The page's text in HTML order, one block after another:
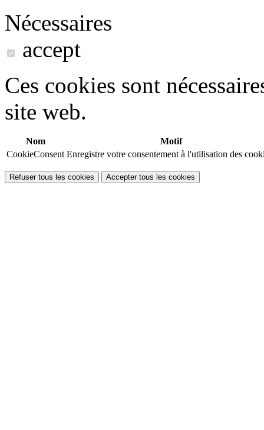
Nécessaires
accept
Ces cookies sont
site web.
Nom
Motif
CookieConsent Enregistre votre consentement à l'utilisation des
Refuser tous les cookies Accepter tous les cookies